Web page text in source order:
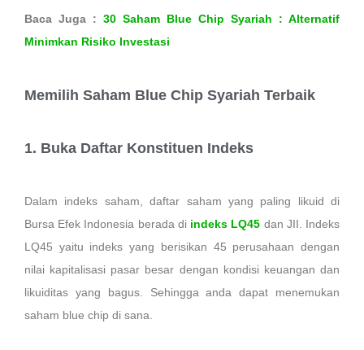
Baca Juga : 30 Saham Blue Chip Syariah : Alternatif
Minimkan Risiko Investasi
Memilih Saham Blue Chip Syariah Terbaik
1. Buka Daftar Konstituen Indeks
Dalam indeks saham, daftar saham yang paling likuid di
Bursa Efek Indonesia berada di indeks LQ45 dan JII. Indeks
LQ45 yaitu indeks yang berisikan 45 perusahaan dengan
nilai kapitalisasi pasar besar dengan kondisi keuangan dan
likuiditas yang bagus. Sehingga anda dapat menemukan
saham blue chip di sana.